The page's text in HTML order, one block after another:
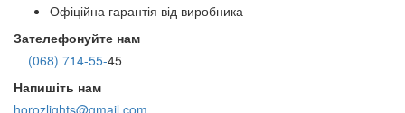
Офіційна гарантія від виробника
Зателефонуйте нам
(068) 714-55-45
Напишіть нам
horozlights@gmail.com